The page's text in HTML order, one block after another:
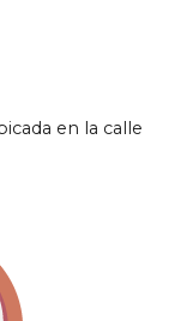
en la calle